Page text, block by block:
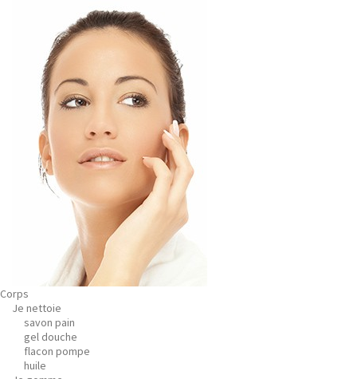
Corps
Je nettoie
savon pain
gel douche
flacon pompe
huile